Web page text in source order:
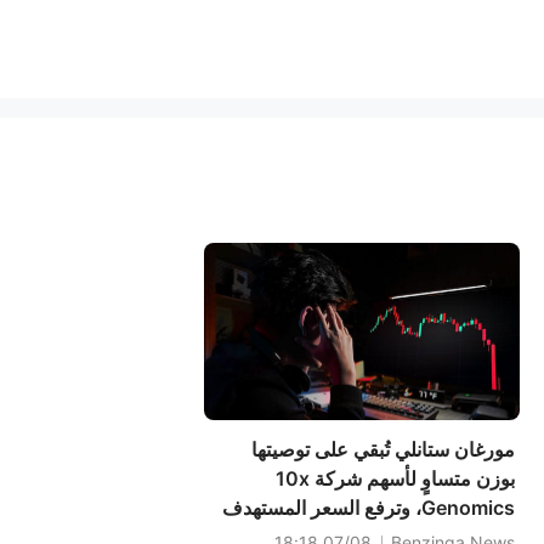
مورغان ستانلي تُبقي على توصيتها
بوزن متساوٍ لأسهم شركة 10x
Genomics، وترفع السعر المستهدف
إلى 40 دولارًا.